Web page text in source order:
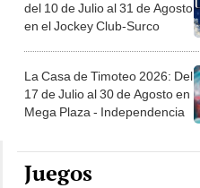
del 10 de Julio al 31 de Agosto
en el Jockey Club-Surco
La Casa de Timoteo 2026: Del
17 de Julio al 30 de Agosto en
Mega Plaza - Independencia
Juegos